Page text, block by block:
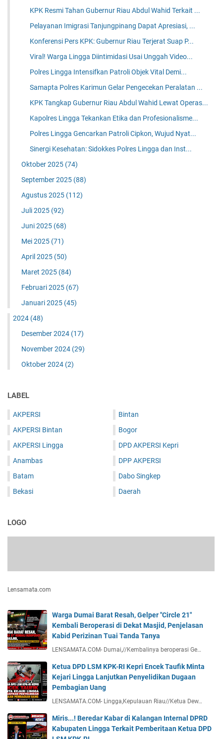
KPK Resmi Tahan Gubernur Riau Abdul Wahid Terkait ...
Pelayanan Imigrasi Tanjungpinang Dapat Apresiasi, ...
Konferensi Pers KPK: Gubernur Riau Terjerat Suap P...
Viral! Warga Lingga Diintimidasi Usai Unggah Video...
Polres Lingga Intensifkan Patroli Objek Vital Demi...
Samapta Polres Karimun Gelar Pengecekan Peralatan ...
KPK Tangkap Gubernur Riau Abdul Wahid Lewat Operas...
Kapolres Lingga Tekankan Etika dan Profesionalisme...
Polres Lingga Gencarkan Patroli Cipkon, Wujud Nyat...
Sinergi Kesehatan: Sidokkes Polres Lingga dan Inst...
Oktober 2025 (74)
September 2025 (88)
Agustus 2025 (112)
Juli 2025 (92)
Juni 2025 (68)
Mei 2025 (71)
April 2025 (50)
Maret 2025 (84)
Februari 2025 (67)
Januari 2025 (45)
2024 (48)
Desember 2024 (17)
November 2024 (29)
Oktober 2024 (2)
LABEL
AKPERSI
AKPERSI Bintan
AKPERSI Lingga
Anambas
Batam
Bekasi
Bintan
Bogor
DPD AKPERSI Kepri
DPP AKPERSI
Dabo Singkep
Daerah
LOGO
Lensamata.com
Warga Dumai Barat Resah, Gelper "Circle 21"
Kembali Beroperasi di Dekat Masjid, Penjelasan
Kabid Perizinan Tuai Tanda Tanya
LENSAMATA.COM- Dumai,//Kembalinya beroperasi Ge…
Ketua DPD LSM KPK-RI Kepri Encek Taufik Minta
Kejari Lingga Lanjutkan Penyelidikan Dugaan
Pembagian Uang
LENSAMATA.COM- Lingga,Kepulauan Riau//Ketua Dew…
Miris...! Beredar Kabar di Kalangan Internal DPRD
Kabupaten Lingga Terkait Pemberitaan Ketua DPD